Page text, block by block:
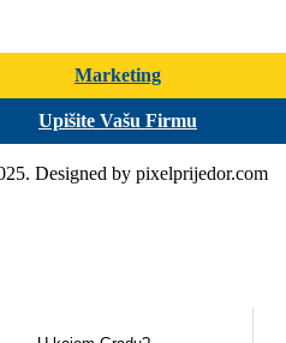
Marketing
Upišite Vašu Firmu
Designed by pixelprijedor.com